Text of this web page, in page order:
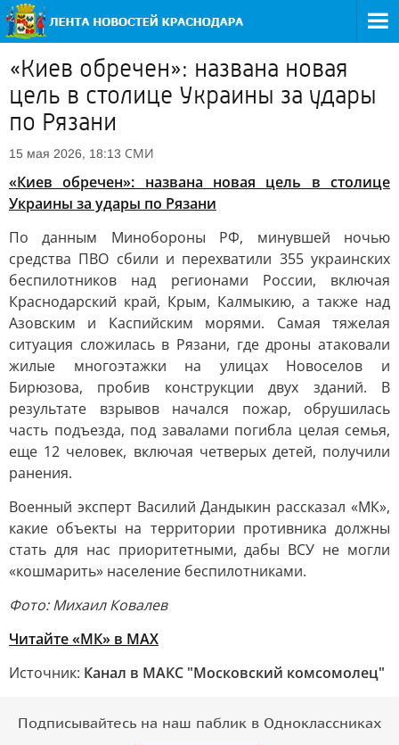
«Киев обречен»: названа новая
цель в столице Украины за удары
по Рязани
15 мая 2026, 18:13 СМИ
«Киев обречен»: названа новая цель в столице
Украины за удары по Рязани
По данным Минобороны РФ, минувшей ночью
средства ПВО сбили и перехватили 355 украинских
беспилотников над регионами России, включая
Краснодарский край, Крым, Калмыкию, а также над
Азовским и Каспийским морями. Самая тяжелая
ситуация сложилась в Рязани, где дроны атаковали
жилые многоэтажки на улицах Новоселов и
Бирюзова, пробив конструкции двух зданий. В
результате взрывов начался пожар, обрушилась
часть подъезда, под завалами погибла целая семья,
еще 12 человек, включая четверых детей, получили
ранения.
Военный эксперт Василий Дандыкин рассказал «МК»,
какие объекты на территории противника должны
стать для нас приоритетными, дабы ВСУ не могли
«кошмарить» население беспилотниками.
Фото: Михаил Ковалев
Читайте «МК» в МАХ
Источник: Канал в МАКС "Московский комсомолец"
Подписывайтесь на наш паблик в Одноклассниках